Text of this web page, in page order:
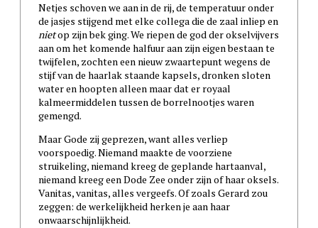
Netjes schoven we aan in de rij, de temperatuur onder
de jasjes stijgend met elke collega die de zaal inliep en
nietop zijn bek ging. We riepen de god der okselvijvers
aan om het komende halfuur aan zijn eigen bestaan te
twijfelen, zochten een nieuw zwaartepunt wegens de
stijf van de haarlak staande kapsels, dronken sloten
water en hoopten alleen maar dat er royaal
kalmeermiddelen tussen de borrelnootjes waren
gemengd.
Maar Gode zij geprezen, want alles verliep
voorspoedig. Niemand maakte de voorziene
struikeling, niemand kreeg de geplande hartaanval,
niemand kreeg een Dode Zee onder zijn of haar oksels.
Vanitas, vanitas, alles vergeefs. Of zoals Gerard zou
zeggen: de werkelijkheid herken je aan haar
onwaarschijnlijkheid.